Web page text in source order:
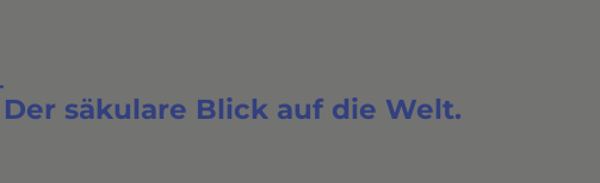
Der säkulare Blick auf die Welt.